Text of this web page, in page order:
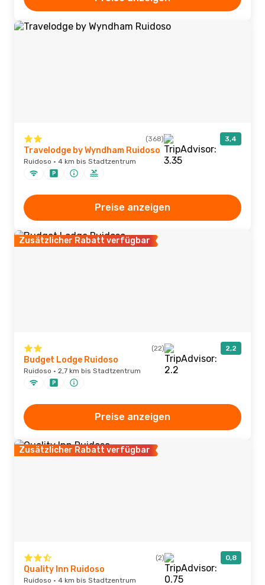
(368) 3,4
Travelodge by Wyndham Ruidoso
Ruidoso · 4 km bis Stadtzentrum
Preise anzeigen
Zusätzlicher Rabatt verfügbar
(22) 2,2
Budget Lodge Ruidoso
Ruidoso · 2,7 km bis Stadtzentrum
Preise anzeigen
Zusätzlicher Rabatt verfügbar
(2) 0,8
Quality Inn Ruidoso
Ruidoso · 4 km bis Stadtzentrum